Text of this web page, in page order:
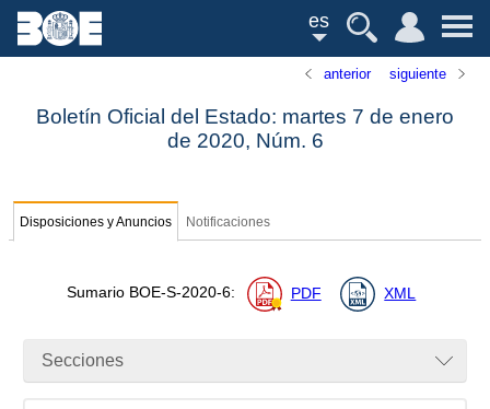
es
anterior siguiente
Boletín Oficial del Estado: martes 7 de enero
de 2020, Núm. 6
Disposiciones y Anuncios Notificaciones
Sumario BOE-S-2020-6: PDF XML
Secciones